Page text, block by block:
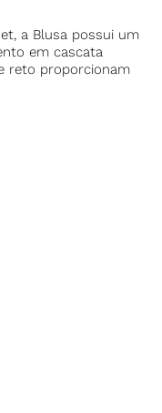
a Blusa possui um
em cascata
reto proporcionam